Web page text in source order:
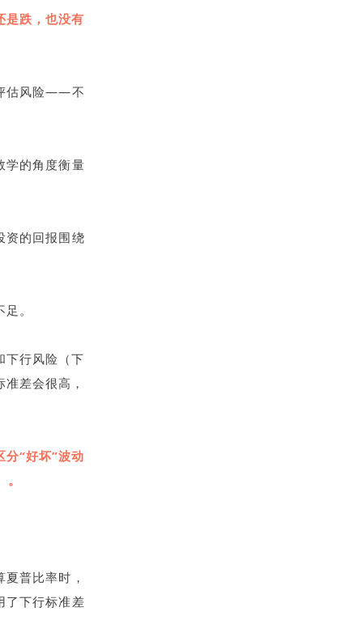
跌，也没有
估风险——不
学的角度衡量
资的回报围绕
。
下行风险（下
差会很高，
“好坏”波动
普比率时，
了下行标准差